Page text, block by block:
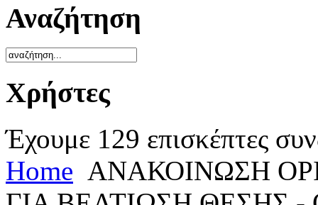
Αναζήτηση
Χρήστες
Έχουμε 129 επισκέπτες
Home ΑΝΑΚΟΙΝΩΣΗ